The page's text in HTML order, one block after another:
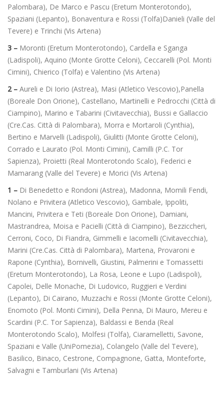
Palombara), De Marco e Pascu (Eretum Monterotondo),
Spaziani (Lepanto), Bonaventura e Rossi (Tolfa)Danieli (Valle del
Tevere) e Trinchi (Vis Artena)
3 – Moronti (Eretum Monterotondo), Cardella e Sganga
(Ladispoli), Aquino (Monte Grotte Celoni), Ceccarelli (Pol. Monti
Cimini), Chierico (Tolfa) e Valentino (Vis Artena)
2 – Aureli e Di Iorio (Astrea), Masi (Atletico Vescovio),Panella
(Boreale Don Orione), Castellano, Martinelli e Pedrocchi (Città di
Ciampino), Marino e Tabarini (Civitavecchia), Bussi e Gallaccio
(Cre.Cas. Città di Palombara), Morra e Mortaroli (Cynthia),
Bertino e Marvelli (Ladispoli), Giulitti (Monte Grotte Celoni),
Corrado e Laurato (Pol. Monti Cimini), Camilli (P.C. Tor
Sapienza), Proietti (Real Monterotondo Scalo), Federici e
Mamarang (Valle del Tevere) e Morici (Vis Artena)
1 – Di Benedetto e Rondoni (Astrea), Madonna, Momili Fendi,
Nolano e Privitera (Atletico Vescovio), Gambale, Ippoliti,
Mancini, Privitera e Teti (Boreale Don Orione), Damiani,
Mastrandrea, Moisa e Pacielli (Città di Ciampino), Bezziccheri,
Cerroni, Coco, Di Fiandra, Gimmelli e Iacomelli (Civitavecchia),
Marini (Cre.Cas. Città di Palombara), Martena, Provaroni e
Rapone (Cynthia), Bornivelli, Giustini, Palmerini e Tomassetti
(Eretum Monterotondo), La Rosa, Leone e Lupo (Ladispoli),
Capolei, Delle Monache, Di Ludovico, Ruggieri e Verdini
(Lepanto), Di Cairano, Muzzachi e Rossi (Monte Grotte Celoni),
Enomoto (Pol. Monti Cimini), Della Penna, Di Mauro, Mereu e
Scardini (P.C. Tor Sapienza), Baldassi e Benda (Real
Monterotondo Scalo), Molfesi (Tolfa), Ciaramelletti, Savone,
Spaziani e Valle (UniPomezia), Colangelo (Valle del Tevere),
Basilico, Binaco, Cestrone, Compagnone, Gatta, Monteforte,
Salvagni e Tamburlani (Vis Artena)